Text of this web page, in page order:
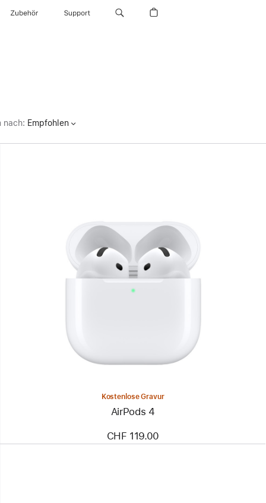
Zubehör Support
nach: Empfohlen
Kostenlose Gravur
AirPods 4
CHF 119.00